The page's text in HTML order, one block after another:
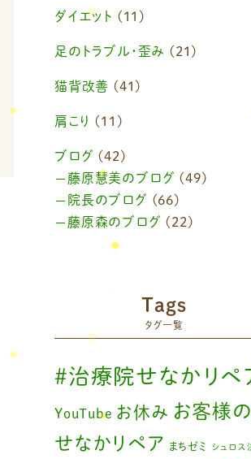
2024年11月(1)
2024年10月 (1)
2024年8月 (1)
2024年6月(1)
2024年4月(1)
2024年3月(2)
2024年2月(1)
2023年11月
2023年5月
ダイエット (11)
足のトラブル・歪み (21)
猫背改善 (41)
肩こり (11)
ブログ (42)
藤原慧美のブログ (49)
院長のブログ (66)
藤原森のブログ (22)
Tags
タグ一覧
#治療院せなかリペ
YouTube お休み お客様
せなかリペア まちゼミ シュロス